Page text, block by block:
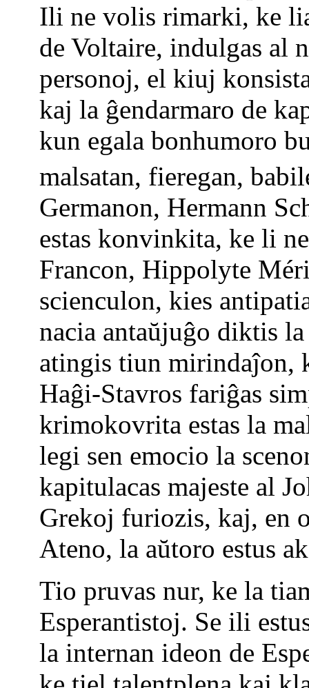
Ili ne volis rimarki, ke
de Voltaire, indulgas al
personoj, el kiuj
kaj la ĝendarmaro de
kun egala bonhumoro
malsatan, fieregan,
Germanon, Hermann
estas konvinkita, ke li
Francon, Hippolyte
scienculon, kies
nacia antaŭjuĝo diktis
atingis tiun mirindaĵon,
Haĝi-Stavros fariĝas
krimokovrita estas la
legi sen emocio la
kapitulacas majeste al
Grekoj furiozis, kaj, en
Ateno, la aŭtoro estus
Tio pruvas nur, ke la
Esperantistoj. Se ili
la internan ideon de